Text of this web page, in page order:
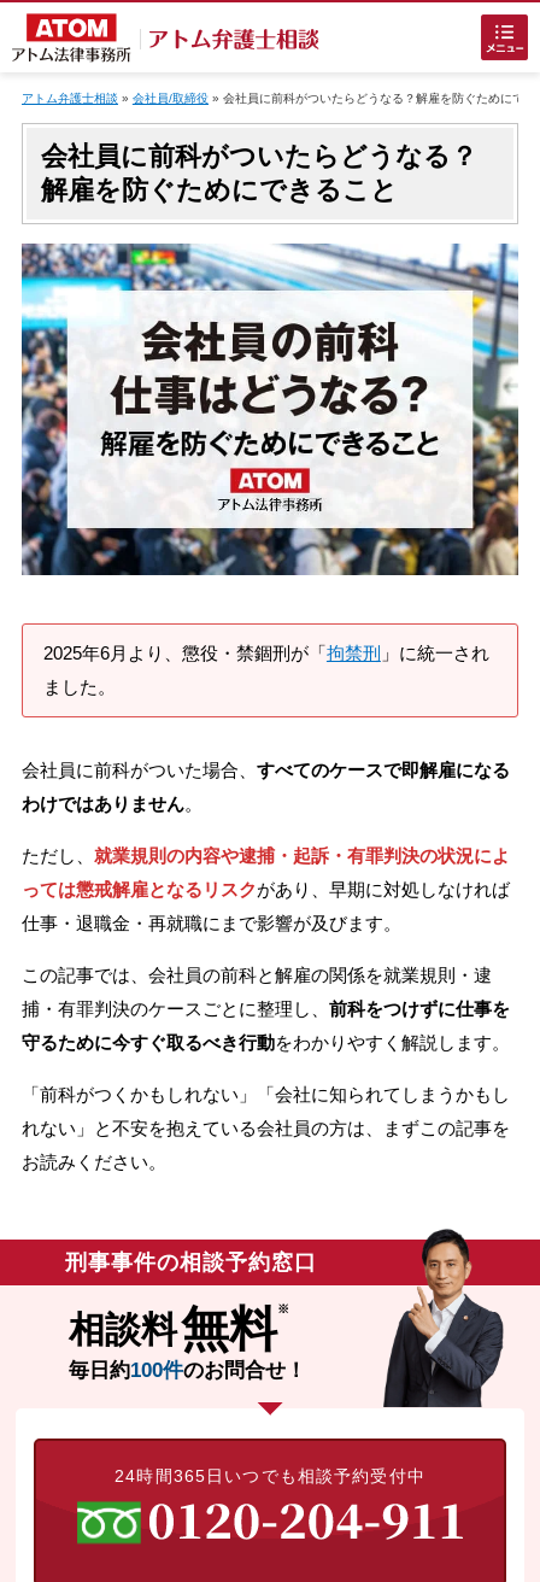
ホームに戻る
刑事事件 でお困りの方
刑事事件の無料相談
接見・面会を弁護士に依頼
アトムについて
弁護士費用
アクセス
解決実績
ご依頼者からのお手紙
無料相談の口コミ評判
刑事事件データベース
アトム弁護士相談 » 会社員/取締役» 会社員に前科がついたらどうなる？解雇を防ぐためにでき
会社員に前科がついたらどうなる？
解雇を防ぐためにできること
2025年6月より、懲役・禁錮刑が「拘禁刑 」に統一され
ました。
会社員に前科がついた場合、 すべてのケースで即解雇になる
わけではありません。
ただし、 就業規則の内容や逮捕・起訴・有罪判決の状況によ
っては懲戒解雇となるリスクがあり、早期に対処しなければ
仕事・退職金・再就職にまで影響が及びます。
この記事では、会社員の前科と解雇の関係を就業規則・逮
捕・有罪判決のケースごとに整理し、 前科をつけずに仕事を
守るために今すぐ取るべき行動をわかりやすく解説します。
「前科がつくかもしれない」「会社に知られてしまうかもし
れない」と不安を抱えている会社員の方は、まずこの記事を
お読みください。
刑事事件の相談予約窓口
相談料無料
毎日約100件のお問合せ！
24時間365日いつでも相談予約受付中